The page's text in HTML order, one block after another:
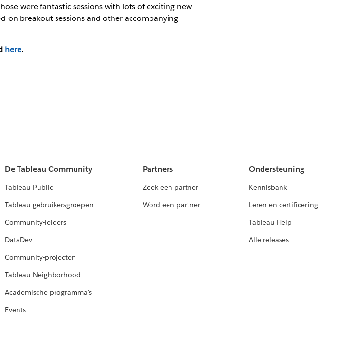
were fantastic sessions with lots of exciting new
on breakout sessions and other accompanying
here.
De Tableau Community
Tableau Public
Tableau-gebruikersgroepen
Community-leiders
DataDev
Community-projecten
Tableau Neighborhood
Academische programma's
Events
Partners
Zoek een partner
Word een partner
Ondersteuning
Kennisbank
Leren en certificering
Tableau Help
Alle releases